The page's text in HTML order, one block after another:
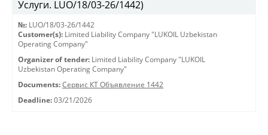
Услуги. LUO/18/03-26/1442)
№: LUO/18/03-26/1442
Customer(s): Limited Liability Company "LUKOIL Uzbekistan
Operating Company"
Organizer of tender: Limited Liability Company "LUKOIL
Uzbekistan Operating Company"
Documents: Сервис КТ Объявление 1442
Deadline: 03/21/2026